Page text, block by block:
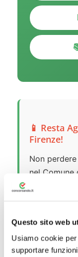
Questo sito web
Usiamo cookie
supportare
📱 Resta
Firenze!
Non
nel Comune
di Firenze
candidati